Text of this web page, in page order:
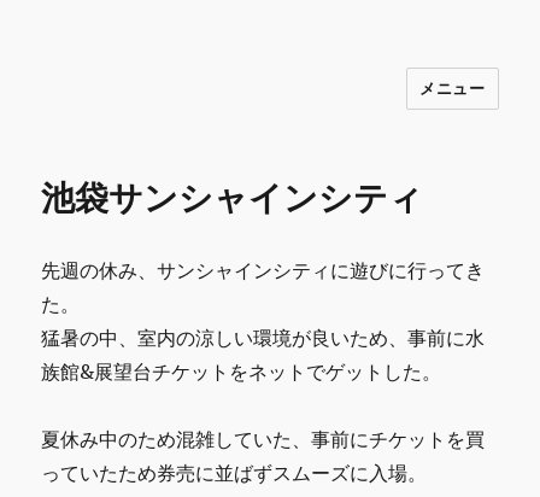
INNOCENCE ～日常に彩りを～ フ
物 etc販売 江戸川区瑞江
メニュー
池袋サンシャインシティ
先週の休み、サンシャインシティに遊びに行ってき
た。
猛暑の中、室内の涼しい環境が良いため、事前に水
族館&展望台チケットをネットでゲットした。
夏休み中のため混雑していた、事前にチケットを買
っていたため券売に並ばずスムーズに入場。